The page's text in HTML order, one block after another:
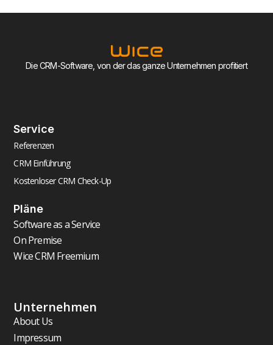
Die CRM-Software, von der das ganze Unternehmen profitiert
Service
Referenzen
CRM Einführung
Kostenloser CRM Check-Up
Pläne
Software as a Service
On Premise
Wice CRM Freemium
Unternehmen
About Us
Impressum